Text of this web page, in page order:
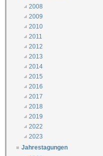
2008
2009
2010
2011
2012
2013
2014
2015
2016
2017
2018
2019
2022
2023
Jahrestagungen